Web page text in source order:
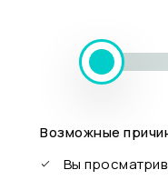
Возможные
Вы